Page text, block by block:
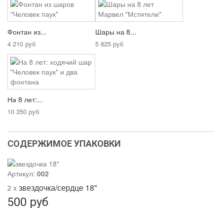
Фонтан из...
4 210 руб
Шары на 8...
5 825 руб
На 8 лет:...
10 350 руб
СОДЕРЖИМОЕ УПАКОВКИ
Артикул: 002
2 x звездочка/сердце 18"
500 руб